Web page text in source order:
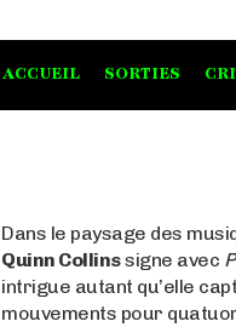
ACCUEIL SORTIES
Dans le paysage des
Quinn Collinssigne avec
intrigue autant qu’elle
mouvements pour